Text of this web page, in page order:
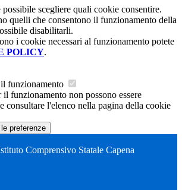
possibile scegliere quali cookie consentire.
quelli che consentono il funzionamento della
disabilitarli.
i cookie necessari al funzionamento potete
POLICY.
funzionamento
il funzionamento non possono essere
consultare l'elenco nella pagina della cookie
preferenze
Comprensivo Statale Capena